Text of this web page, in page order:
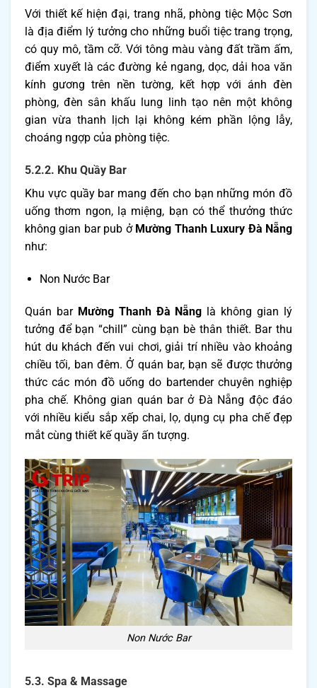
Với thiết kế hiện đại, trang nhã, phòng tiệc Mộc Sơn
là địa điểm lý tưởng cho những buổi tiệc trang trọng,
có quy mô, tầm cỡ. Với tông màu vàng đất trầm ấm,
điểm xuyết là các đường kẻ ngang, dọc, dải hoa văn
kính gương trên nền tường, kết hợp với ánh đèn
phòng, đèn sân khấu lung linh tạo nên một không
gian vừa thanh lịch lại không kém phần lộng lẫy,
choáng ngợp của phòng tiệc.
5.2.2. Khu Quầy Bar
Khu vực quầy bar mang đến cho bạn những món đồ
uống thơm ngon, lạ miệng, bạn có thể thưởng thức
không gian bar pub ở Mường Thanh Luxury Đà Nẵng
như:
Non Nước Bar
Quán bar Mường Thanh Đà Nẵng là không gian lý
tưởng để bạn “chill” cùng bạn bè thân thiết. Bar thu
hút du khách đến vui chơi, giải trí nhiều vào khoảng
chiều tối, ban đêm. Ở quán bar, bạn sẽ được thưởng
thức các món đồ uống do bartender chuyên nghiệp
pha chế. Không gian quán bar ở Đà Nẵng độc đáo
với nhiều kiểu sắp xếp chai, lọ, dụng cụ pha chế đẹp
mắt cùng thiết kế quầy ấn tượng.
Non Nước Bar
5.3. Spa & Massage